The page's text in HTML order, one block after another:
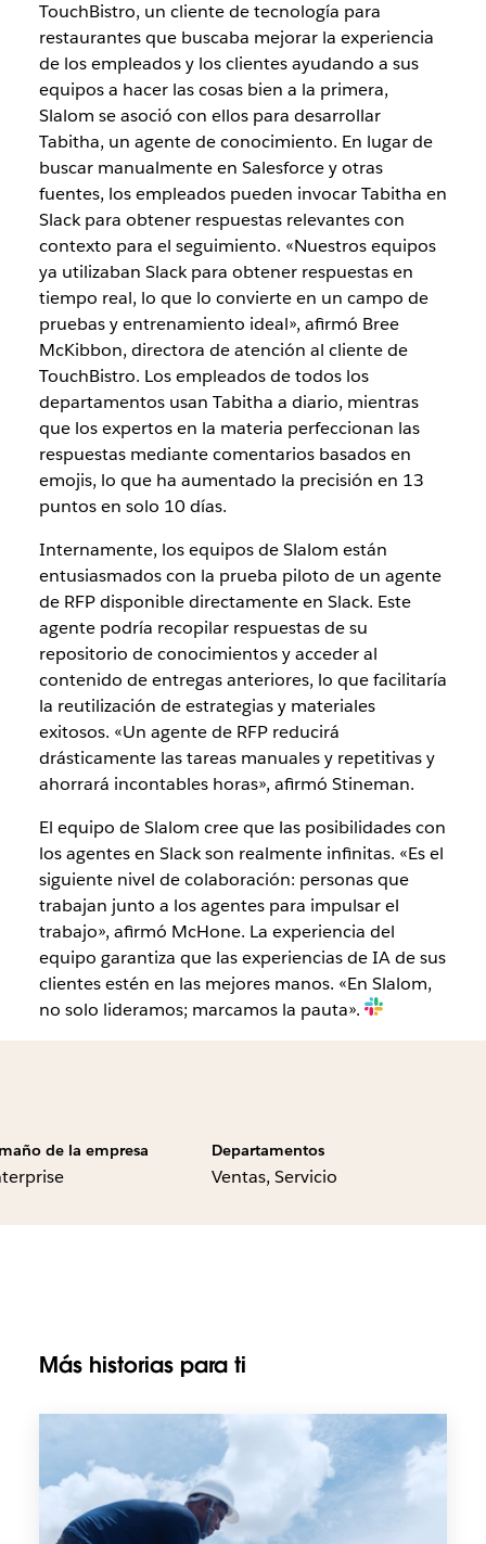
TouchBistro, un cliente de tecnología para
restaurantes que buscaba mejorar la experiencia
de los empleados y los clientes ayudando a sus
equipos a hacer las cosas bien a la primera,
Slalom se asoció con ellos para desarrollar
Tabitha, un agente de conocimiento. En lugar de
buscar manualmente en Salesforce y otras
fuentes, los empleados pueden invocar Tabitha en
Slack para obtener respuestas relevantes con
contexto para el seguimiento. «Nuestros equipos
ya utilizaban Slack para obtener respuestas en
tiempo real, lo que lo convierte en un campo de
pruebas y entrenamiento ideal», afirmó Bree
McKibbon, directora de atención al cliente de
TouchBistro. Los empleados de todos los
departamentos usan Tabitha a diario, mientras
que los expertos en la materia perfeccionan las
respuestas mediante comentarios basados ​​en
emojis, lo que ha aumentado la precisión en 13
puntos en solo 10 días.
Internamente, los equipos de Slalom están
entusiasmados con la prueba piloto de un agente
de RFP disponible directamente en Slack. Este
agente podría recopilar respuestas de su
repositorio de conocimientos y acceder al
contenido de entregas anteriores, lo que facilitaría
la reutilización de estrategias y materiales
exitosos. «Un agente de RFP reducirá
drásticamente las tareas manuales y repetitivas y
ahorrará incontables horas», afirmó Stineman.
El equipo de Slalom cree que las posibilidades con
los agentes en Slack son realmente infinitas. «Es el
siguiente nivel de colaboración: personas que
trabajan junto a los agentes para impulsar el
trabajo», afirmó McHone. La experiencia del
equipo garantiza que las experiencias de IA de sus
clientes estén en las mejores manos. «En Slalom,
no solo lideramos; marcamos la pauta».
de la empresa Departamentos
Ventas, Servicio
Más historias para ti